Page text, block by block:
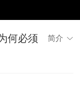
何必须
简介